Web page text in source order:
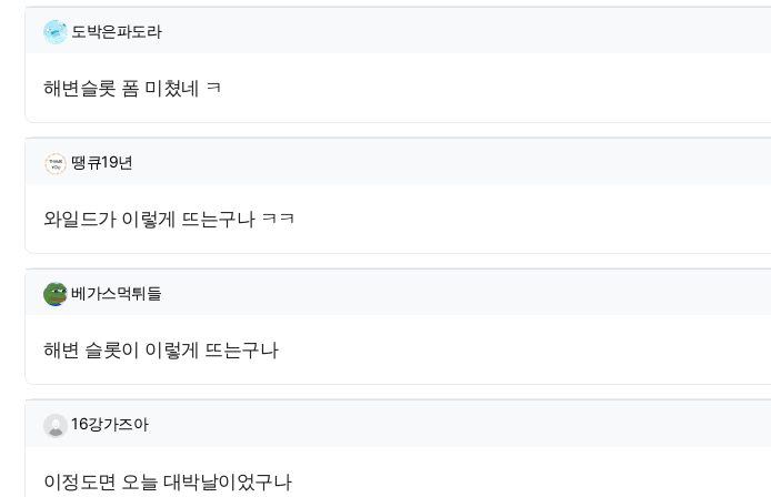
도박은파도라님의 댓글
도박은파도라
해변슬롯 폼 미쳤네 ㅋ
땡큐19년님의 댓글
땡큐19년
와일드가 이렇게 뜨는구나 ㅋㅋ
베가스먹튀들님의 댓글
베가스먹튀들
해변 슬롯이 이렇게 뜨는구나
16강가즈아님의 댓글
16강가즈아
이정도면 오늘 대박날이었구나